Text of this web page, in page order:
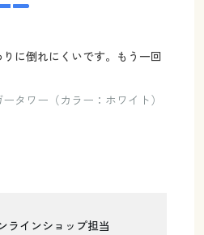
に倒れにくいです。もう一回
タワー（カラー：ホワイト）
ラインショップ担当